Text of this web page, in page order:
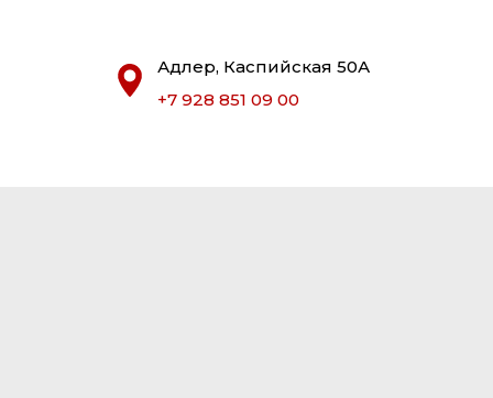
Адлер, Каспийская 50А
+7 928 851 09 00